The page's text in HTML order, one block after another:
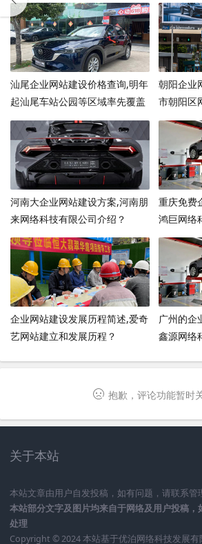
汕尾企业网站建设价格查询,明年
起汕尾车站公园等区域率先覆盖
5G网络, 你怎么看？
朝阳企业
市朝阳区
河南大企业网站建设方案,河南朋
来网络科技有限公司介绍？
重庆免费
鸿巨网络
企业网站建设发展历程简述,爱奇
艺网站建立和发展历程？
广州的企
鑫源网络
抱歉，评论功能暂时
关于本站
本站文章由用户自发投稿，如有问题，请联系管
本站部分文字及图片均来自于网络及用户投稿，
处理
Copyright © 2024 本站基于优泊网络科技发展有